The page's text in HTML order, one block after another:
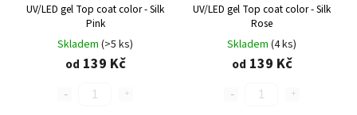
UV/LED gel Top coat color - Silk
Pink
Skladem (>5 ks)
od 139 Kč
UV/LED gel Top coat color - Silk
Rose
Skladem (4 ks)
od 139 Kč